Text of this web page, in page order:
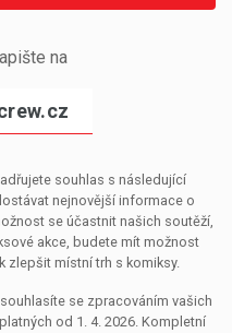
na
souhlas s následující
nejnovější informace o
se účastnit našich soutěží,
akce, budete mít možnost
zlepšit místní trh s komiksy.
se zpracováním vašich
od 1. 4. 2026. Kompletní